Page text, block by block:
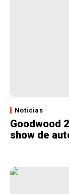
Noticias
Goodwood
show de